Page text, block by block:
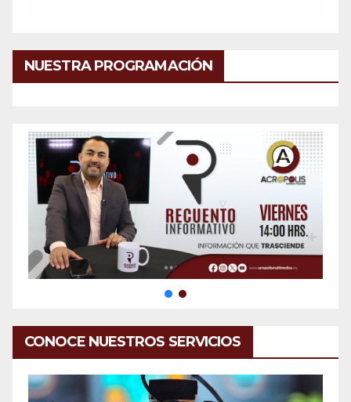
NUESTRA PROGRAMACIÓN
CONOCE NUESTROS SERVICIOS